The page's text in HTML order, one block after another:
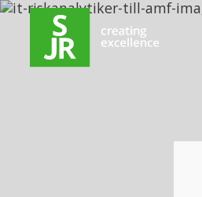
Hoppa till innehåll